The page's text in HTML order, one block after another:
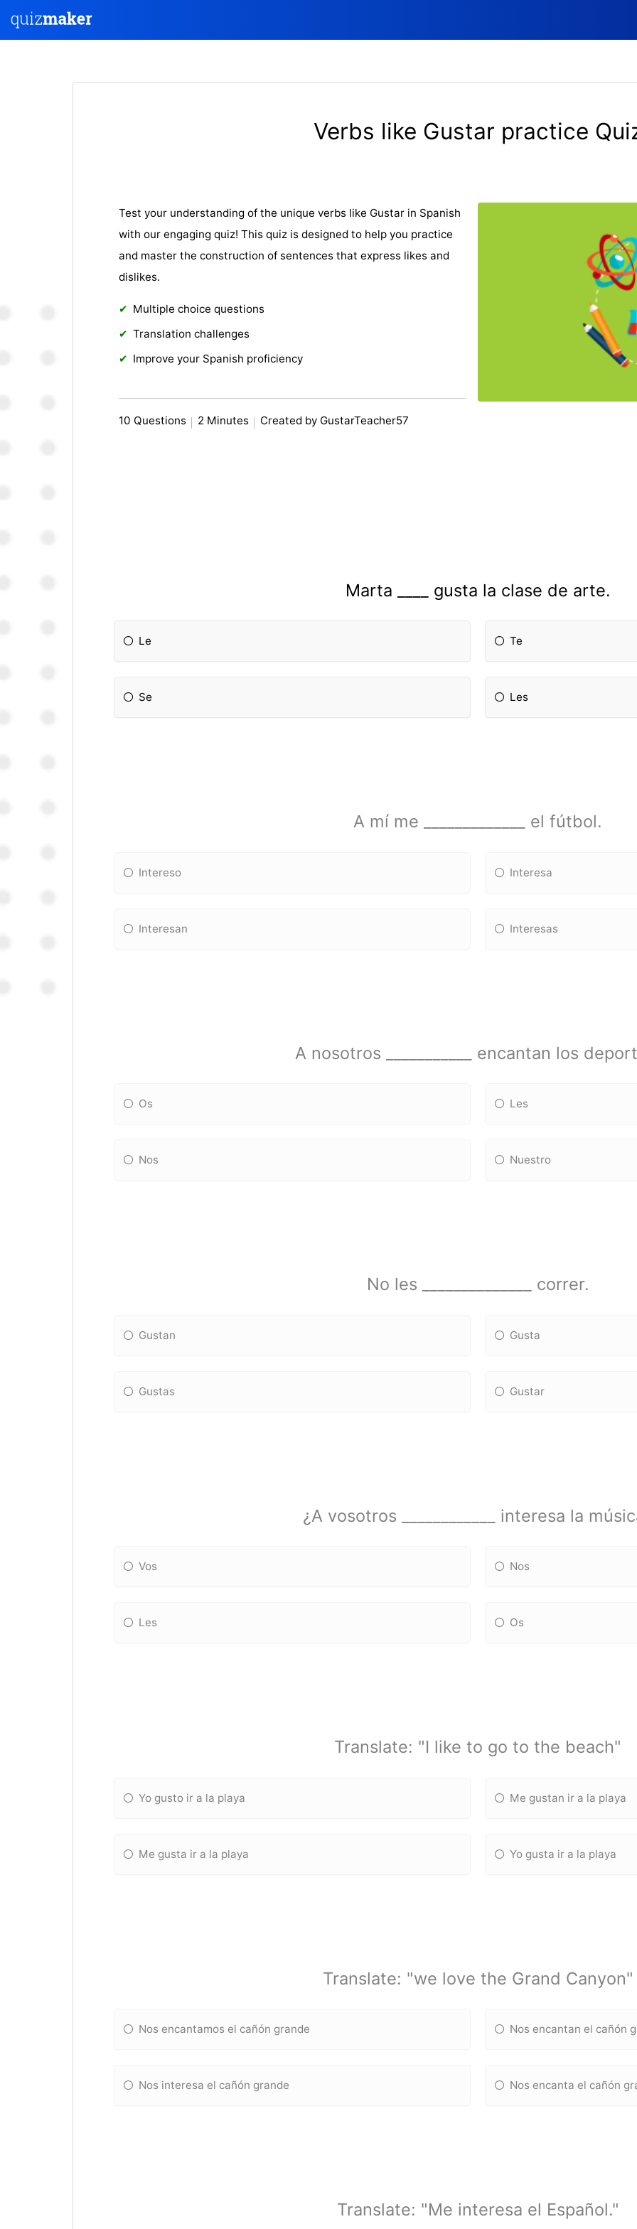
Verbs like Gustar practice
Test your understanding of the unique verbs like Gustar in Spanish
with our engaging quiz! This quiz is designed to help you practice
and master the construction of sentences that express likes and
dislikes.
Multiple choice questions
Translation challenges
Improve your Spanish proficiency
10 Questions 2 Minutes Created by GustarTeacher57
Marta ____ gusta la clase de arte.
Le Te
Se Les
A mí me _____________ el fútbol.
Intereso Interesa
Interesan Interesas
A nosotros ___________ encantan los
Os Les
Nos Nuestro
No les ______________ correr.
Gustan Gusta
Gustas Gustar
¿A vosotros ____________ interesa la
Vos Nos
Les Os
Translate: "I like to go to the beach"
Yo gusto ir a la playa Me gustan ir a la playa
Me gusta ir a la playa Yo gusta ir a la playa
Translate: "we love the Grand Canyon"
Nos encantamos el cañón grande Nos encantan el cañón
Nos interesa el cañón grande Nos encanta el cañón
Translate: "Me interesa el Español."